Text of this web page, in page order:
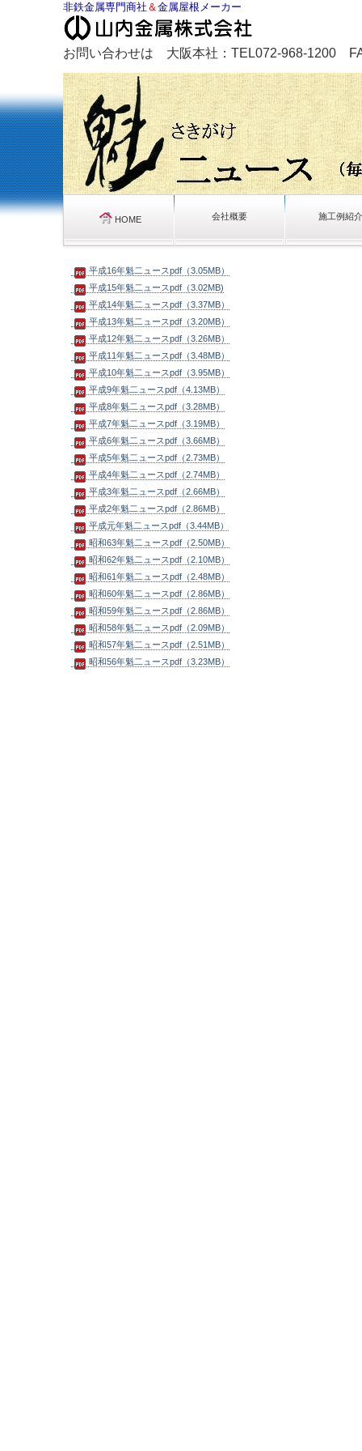
非鉄金属専門商社 ＆金属屋根メーカー
お問い合わせは 大阪本社：TEL072-968-1200
HOME 会社概要 施工例紹介
平成16年魁二ュースpdf（3.05MB）
平成15年魁二ュースpdf（3.02MB)
平成14年魁二ュースpdf（3.37MB）
平成13年魁二ュースpdf（3.20MB）
平成12年魁二ュースpdf（3.26MB）
平成11年魁二ュースpdf（3.48MB）
平成10年魁二ュースpdf（3.95MB）
平成9年魁二ュースpdf（4.13MB）
平成8年魁二ュースpdf（3.28MB）
平成7年魁二ュースpdf（3.19MB）
平成6年魁二ュースpdf（3.66MB）
平成5年魁二ュースpdf（2.73MB）
平成4年魁二ュースpdf（2.74MB）
平成3年魁二ュースpdf（2.66MB）
平成2年魁二ュースpdf（2.86MB）
平成元年魁二ュースpdf（3.44MB）
昭和63年魁二ュースpdf（2.50MB）
昭和62年魁二ュースpdf（2.10MB）
昭和61年魁二ュースpdf（2.48MB）
昭和60年魁二ュースpdf（2.86MB）
昭和59年魁二ュースpdf（2.86MB）
昭和58年魁二ュースpdf（2.09MB）
昭和57年魁二ュースpdf（2.51MB）
昭和56年魁二ュースpdf（3.23MB）